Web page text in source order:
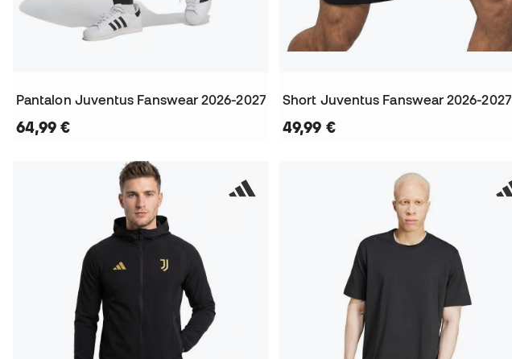
Pantalon Juventus Fanswear 2026-2027
64,99 €
Short Juventus Fanswear 2026-2027
49,99 €